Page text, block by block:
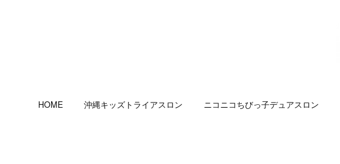
HOME 沖縄キッズトライアスロン ニコニコちびっ子デュアスロン